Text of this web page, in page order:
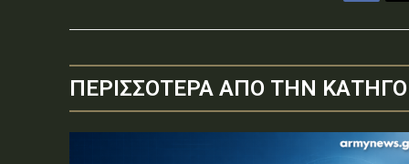
ΠΕΡΙΣΣΟΤΕΡΑ ΑΠΟ ΤΗΝ